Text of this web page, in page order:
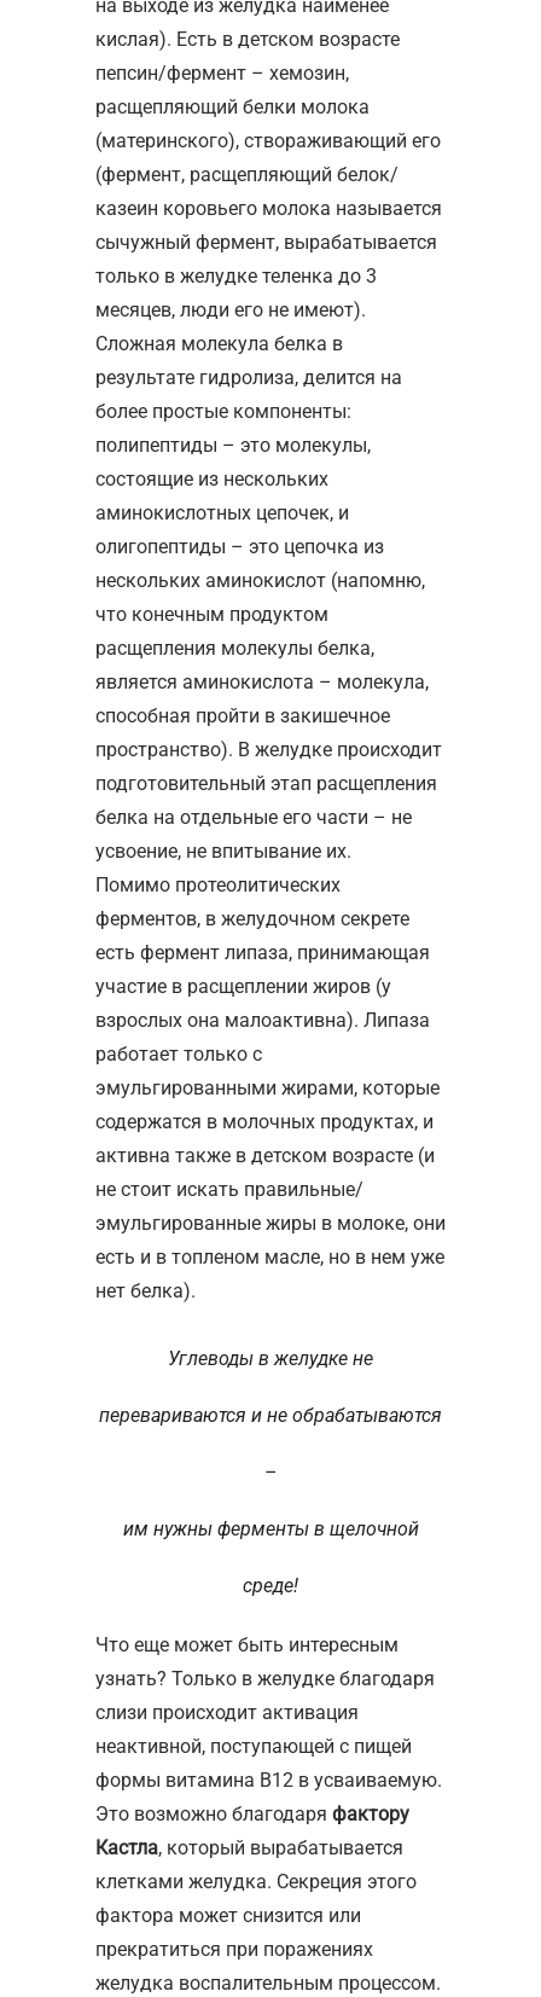
на выходе из желудка наименее
кислая). Есть в детском возрасте
пепсин/фермент – хемозин,
расщепляющий белки молока
(материнского), створаживающий его
(фермент, расщепляющий белок/
казеин коровьего молока называется
сычужный фермент, вырабатывается
только в желудке теленка до 3
месяцев, люди его не имеют).
Сложная молекула белка в
результате гидролиза, делится на
более простые компоненты:
полипептиды – это молекулы,
состоящие из нескольких
аминокислотных цепочек, и
олигопептиды – это цепочка из
нескольких аминокислот (напомню,
что конечным продуктом
расщепления молекулы белка,
является аминокислота – молекула,
способная пройти в закишечное
пространство). В желудке происходит
подготовительный этап расщепления
белка на отдельные его части – не
усвоение, не впитывание их.
Помимо протеолитических
ферментов, в желудочном секрете
есть фермент липаза, принимающая
участие в расщеплении жиров (у
взрослых она малоактивна). Липаза
работает только с
эмульгированными жирами, которые
содержатся в молочных продуктах, и
активна также в детском возрасте (и
не стоит искать правильные/
эмульгированные жиры в молоке, они
есть и в топленом масле, но в нем уже
нет белка).
Углеводы в желудке не
перевариваются и не обрабатываются
–
им нужны ферменты в щелочной
среде!
Что еще может быть интересным
узнать? Только в желудке благодаря
слизи происходит активация
неактивной, поступающей с пищей
формы витамина В12 в усваиваемую.
Это возможно благодаря фактору
Кастла, который вырабатывается
клетками желудка. Секреция этого
фактора может снизится или
прекратиться при поражениях
желудка воспалительным процессом.